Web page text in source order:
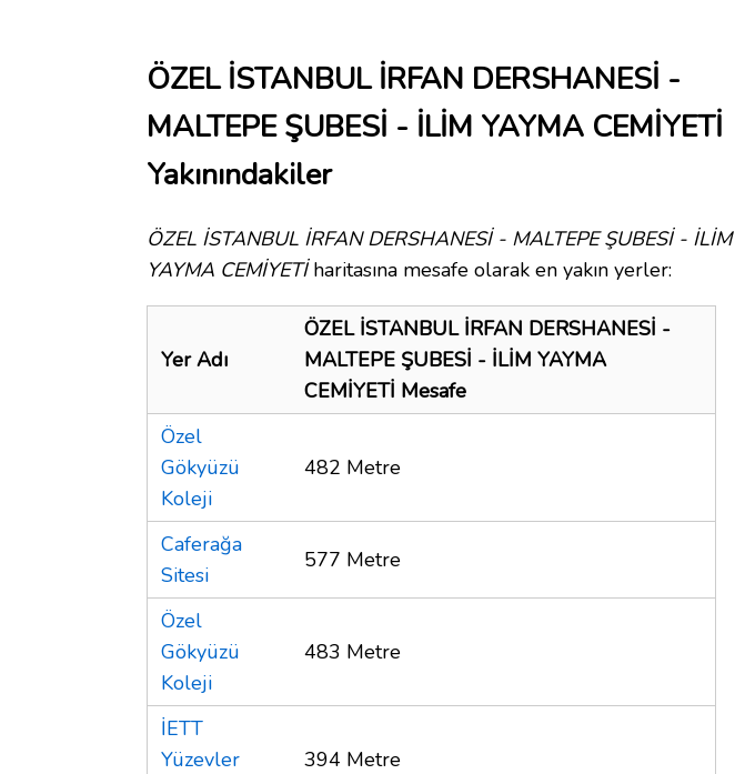
ÖZEL İSTANBUL İRFAN DERSHANESİ -
MALTEPE ŞUBESİ - İLİM YAYMA CEMİYETİ
Yakınındakiler
ÖZEL İSTANBUL İRFAN DERSHANESİ - MALTEPE ŞUBESİ - İLİM
YAYMA CEMİYETİharitasına mesafe olarak en yakın yerler:
Yer Adı
ÖZEL İSTANBUL İRFAN DERSHANESİ -
MALTEPE ŞUBESİ - İLİM YAYMA
CEMİYETİ Mesafe
Özel
Gökyüzü
Koleji
482 Metre
Caferağa
Sitesi
577 Metre
Özel
Gökyüzü
Koleji
483 Metre
İETT
Yüzevler
394 Metre